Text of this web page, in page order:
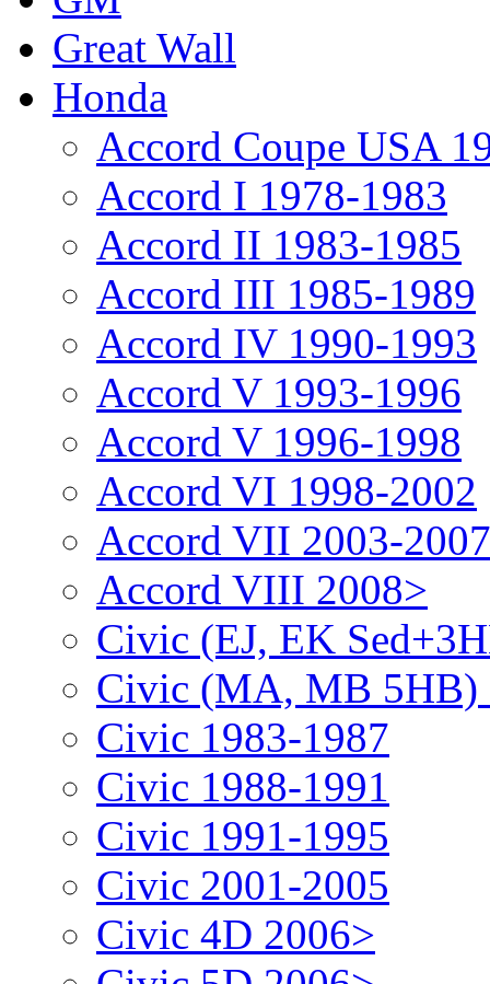
Great Wall
Honda
Accord Coupe USA
Accord I 1978-1983
Accord II 1983-1985
Accord III 1985-1989
Accord IV 1990-1993
Accord V 1993-1996
Accord V 1996-1998
Accord VI 1998-2002
Accord VII 2003-2007
Accord VIII 2008>
Civic (EJ, EK
Civic (MA, MB 5HB)
Civic 1983-1987
Civic 1988-1991
Civic 1991-1995
Civic 2001-2005
Civic 4D 2006>